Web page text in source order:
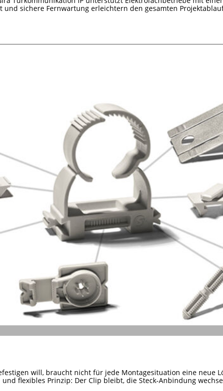
sichere Fernwartung erleichtern den gesamten
will, braucht nicht für jede Montagesituation eine neue
flexibles Prinzip: Der Clip bleibt, die Steck-Anbindung